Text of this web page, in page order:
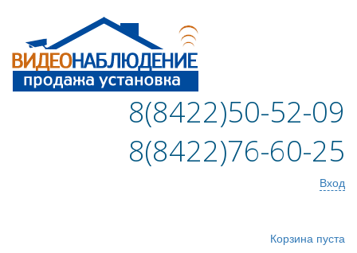
8(8422)50-52-09
8(8422)76-60-25
Вход
Корзина пуста